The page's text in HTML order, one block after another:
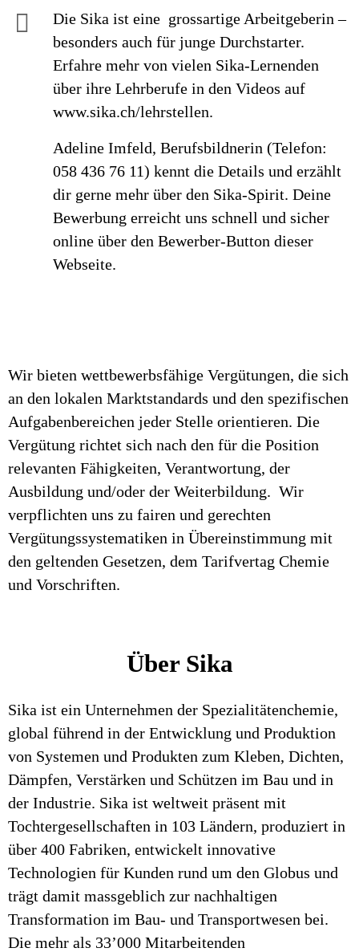
Die Sika ist eine grossartige Arbeitgeberin –
besonders auch für junge Durchstarter.
Erfahre mehr von vielen Sika-Lernenden
über ihre Lehrberufe in den Videos auf
www.sika.ch/lehrstellen.
Adeline Imfeld, Berufsbildnerin (Telefon:
058 436 76 11) kennt die Details und erzählt
dir gerne mehr über den Sika-Spirit. Deine
Bewerbung erreicht uns schnell und sicher
online über den Bewerber-Button dieser
Webseite.
Wir bieten wettbewerbsfähige Vergütungen, die sich
an den lokalen Marktstandards und den spezifischen
Aufgabenbereichen jeder Stelle orientieren. Die
Vergütung richtet sich nach den für die Position
relevanten Fähigkeiten, Verantwortung, der
Ausbildung und/oder der Weiterbildung. Wir
verpflichten uns zu fairen und gerechten
Vergütungssystematiken in Übereinstimmung mit
den geltenden Gesetzen, dem Tarifvertag Chemie
und Vorschriften.
Über Sika
Sika ist ein Unternehmen der Spezialitätenchemie,
global führend in der Entwicklung und Produktion
von Systemen und Produkten zum Kleben, Dichten,
Dämpfen, Verstärken und Schützen im Bau und in
der Industrie. Sika ist weltweit präsent mit
Tochtergesellschaften in 103 Ländern, produziert in
über 400 Fabriken, entwickelt innovative
Technologien für Kunden rund um den Globus und
trägt damit massgeblich zur nachhaltigen
Transformation im Bau- und Transportwesen bei.
Die mehr als 33’000 Mitarbeitenden